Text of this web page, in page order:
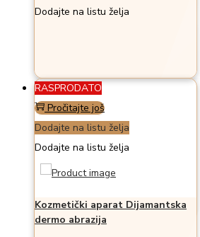
Dodajte na listu želja
RASPRODATO
Pročitajte još
Dodajte na listu želja
Dodajte na listu želja
Kozmetički aparat Dijamantska
dermo abrazija